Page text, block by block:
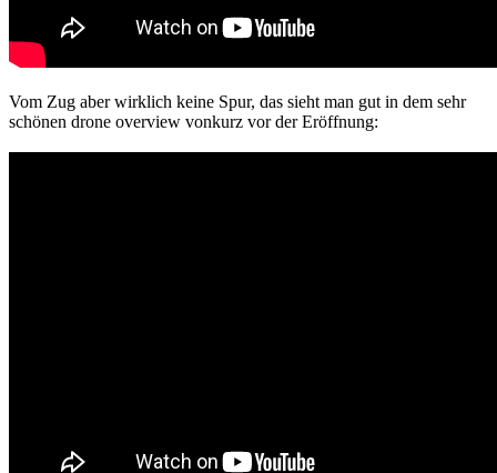
Vom Zug aber wirklich keine Spur, das sieht man gut in dem sehr
schönen drone overview vonkurz vor der Eröffnung: